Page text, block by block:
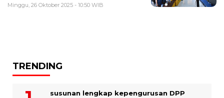
Minggu, 26 Oktober 2025 - 10:50 WIB
TRENDING
susunan lengkap kepengurusan DPP